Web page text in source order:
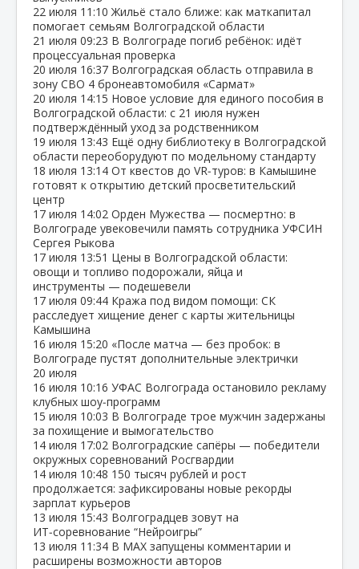
22 июля 11:10 Жильё стало ближе: как маткапитал
помогает семьям Волгоградской области
21 июля 09:23 В Волгограде погиб ребёнок: идёт
процессуальная проверка
20 июля 16:37 Волгоградская область отправила в
зону СВО 4 бронеавтомобиля «Сармат»
20 июля 14:15 Новое условие для единого пособия в
Волгоградской области: с 21 июля нужен
подтверждённый уход за родственником
19 июля 13:43 Ещё одну библиотеку в Волгоградской
области переоборудуют по модельному стандарту
18 июля 13:14 От квестов до VR‑туров: в Камышине
готовят к открытию детский просветительский
центр
17 июля 14:02 Орден Мужества — посмертно: в
Волгограде увековечили память сотрудника УФСИН
Сергея Рыкова
17 июля 13:51 Цены в Волгоградской области:
овощи и топливо подорожали, яйца и
инструменты — подешевели
17 июля 09:44 Кража под видом помощи: СК
расследует хищение денег с карты жительницы
Камышина
16 июля 15:20 «После матча — без пробок: в
Волгограде пустят дополнительные электрички
20 июля
16 июля 10:16 УФАС Волгограда остановило рекламу
клубных шоу‑программ
15 июля 10:03 В Волгограде трое мужчин задержаны
за похищение и вымогательство
14 июля 17:02 Волгоградские сапёры — победители
окружных соревнований Росгвардии
14 июля 10:48 150 тысяч рублей и рост
продолжается: зафиксированы новые рекорды
зарплат курьеров
13 июля 15:43 Волгоградцев зовут на
ИТ‑соревнование “Нейроигры”
13 июля 11:34 В МАХ запущены комментарии и
расширены возможности авторов